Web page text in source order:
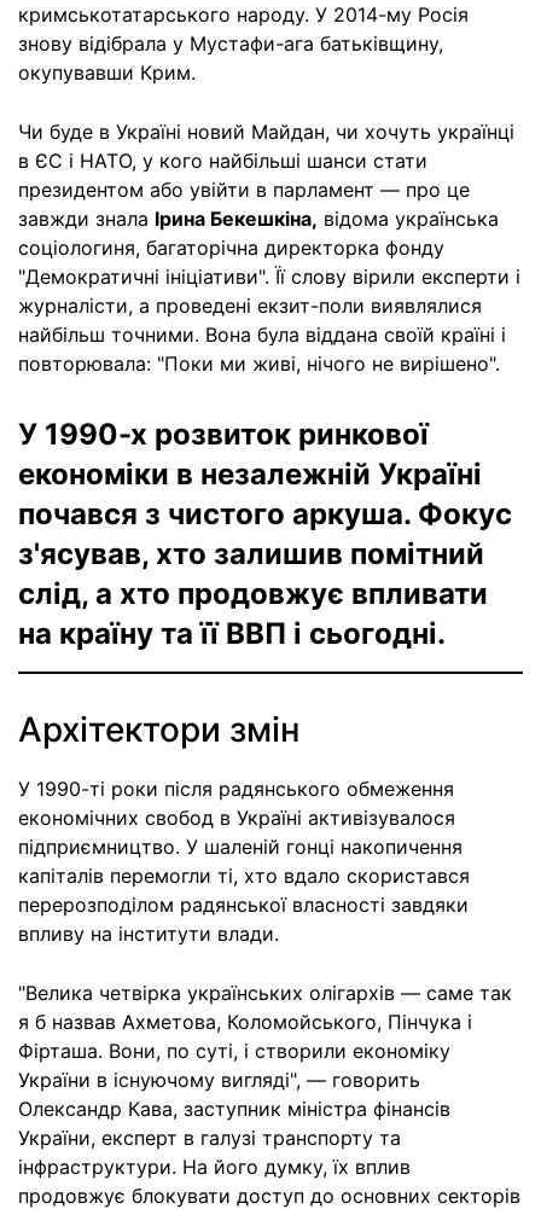
кримськотатарського народу. У 2014-му Росія
знову відібрала у Мустафи-ага батьківщину,
окупувавши Крим.
Чи буде в Україні новий Майдан, чи хочуть українці
в ЄС і НАТО, у кого найбільші шанси стати
президентом або увійти в парламент — про це
завжди знала Ірина Бекешкіна, відома українська
соціологиня, багаторічна директорка фонду
"Демократичні ініціативи". Її слову вірили експерти і
журналісти, а проведені екзит-поли виявлялися
найбільш точними. Вона була віддана своїй країні і
повторювала: "Поки ми живі, нічого не вирішено".
У 1990-х розвиток ринкової
економіки в незалежній Україні
почався з чистого аркуша. Фокус
з'ясував, хто залишив помітний
слід, а хто продовжує впливати
на країну та її ВВП і сьогодні.
Архітектори змін
У 1990-ті роки після радянського обмеження
економічних свобод в Україні активізувалося
підприємництво. У шаленій гонці накопичення
капіталів перемогли ті, хто вдало скористався
перерозподілом радянської власності завдяки
впливу на інститути влади.
"Велика четвірка українських олігархів — саме так
я б назвав Ахметова, Коломойського, Пінчука і
Фірташа. Вони, по суті, і створили економіку
України в існуючому вигляді", — говорить
Олександр Кава, заступник міністра фінансів
України, експерт в галузі транспорту та
інфраструктури. На його думку, їх вплив
продовжує блокувати доступ до основних секторів